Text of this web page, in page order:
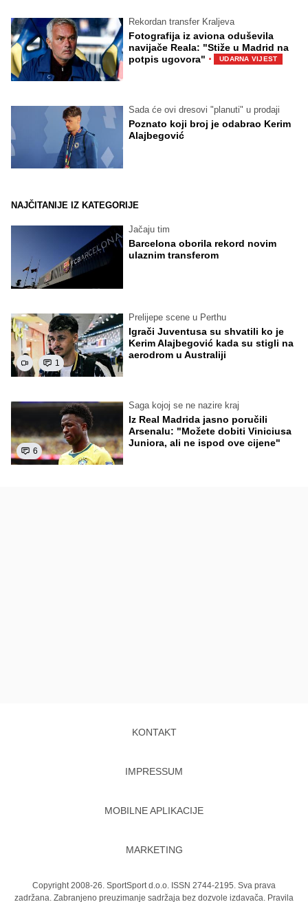
Rekordan transfer Kraljeva
Fotografija iz aviona oduševila
navijače Reala: "Stiže u Madrid na
potpis ugovora" · UDARNA VIJEST
Sada će ovi dresovi "planuti" u prodaji
Poznato koji broj je odabrao Kerim
Alajbegović
NAJČITANIJE IZ KATEGORIJE
Jačaju tim
Barcelona oborila rekord novim
ulaznim transferom
1
Prelijepe scene u Perthu
Igrači Juventusa su shvatili ko je
Kerim Alajbegović kada su stigli na
aerodrom u Australiji
6
Saga kojoj se ne nazire kraj
Iz Real Madrida jasno poručili
Arsenalu: "Možete dobiti Viniciusa
Juniora, ali ne ispod ove cijene"
KONTAKT
IMPRESSUM
MOBILNE APLIKACIJE
MARKETING
Copyright 2008-26. SportSport d.o.o. ISSN 2744-2195. Sva prava
zadržana. Zabranjeno preuzimanje sadržaja bez dozvole izdavača. Pravila